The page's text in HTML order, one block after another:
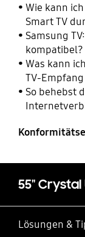
Wie kann
Smart TV
Samsung
kompatibel?
Was kann
TV-
So behebst
Lösungen &